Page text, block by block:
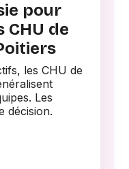
pour
CHU de
les CHU de
Les
décision.